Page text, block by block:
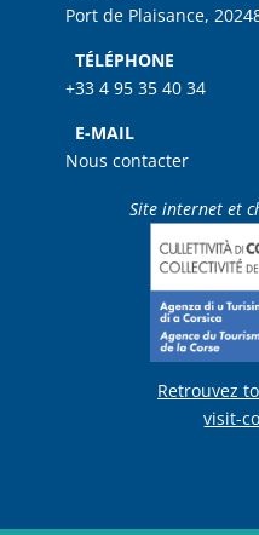
Port de Plaisance,
TÉLÉPHONE
+33 4 95 35 40 34
E-MAIL
Nous contacter
Site internet et
Retrouvez
visit-